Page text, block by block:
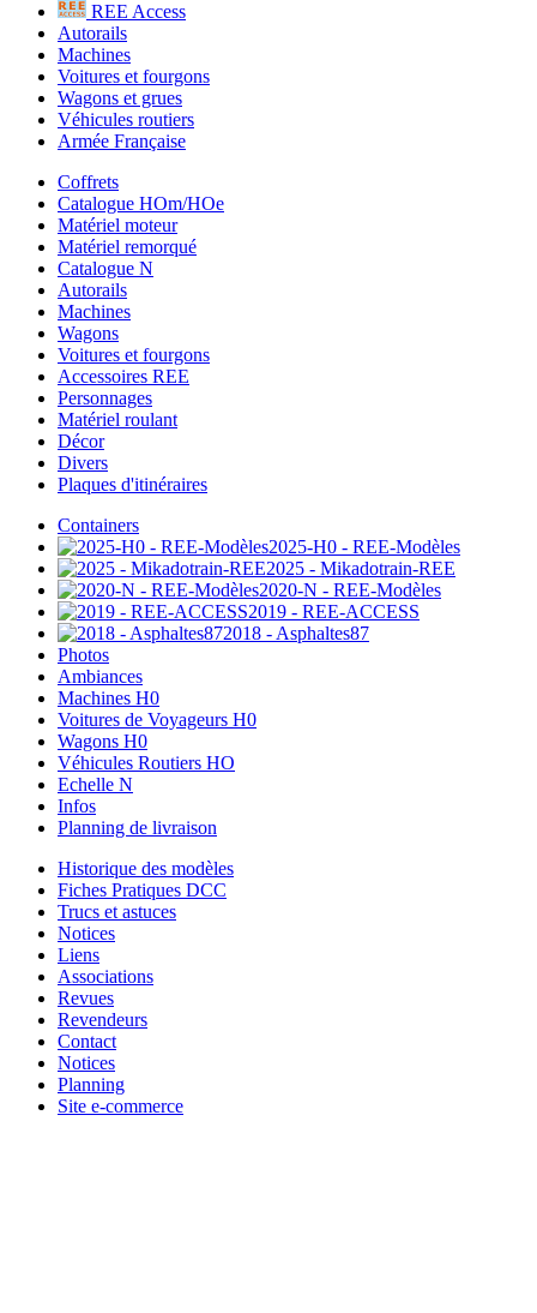
REE Access
Autorails
Machines
Voitures et fourgons
Wagons et grues
Véhicules routiers
Armée Française
Coffrets
Catalogue HOm/HOe
Matériel moteur
Matériel remorqué
Catalogue N
Autorails
Machines
Wagons
Voitures et fourgons
Accessoires REE
Personnages
Matériel roulant
Décor
Divers
Plaques d'itinéraires
Containers
2025-H0 - REE-Modèles
2025 - Mikadotrain-REE
2020-N - REE-Modèles
2019 - REE-ACCESS
2018 - Asphaltes87
Photos
Ambiances
Machines H0
Voitures de Voyageurs H0
Wagons H0
Véhicules Routiers HO
Echelle N
Infos
Planning de livraison
Historique des modèles
Fiches Pratiques DCC
Trucs et astuces
Notices
Liens
Associations
Revues
Revendeurs
Contact
Notices
Planning
Site e-commerce